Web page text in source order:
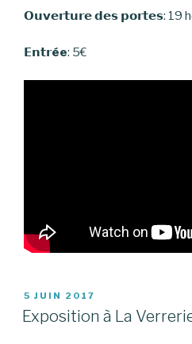
𝗢𝘂𝘃𝗲𝗿𝘁𝘂𝗿𝗲 𝗱𝗲𝘀 𝗽𝗼𝗿𝘁𝗲𝘀: 19
𝗘𝗻𝘁𝗿ée: 5€
PUBLIÉ
LE
5 JUIN 2017
Exposition à La